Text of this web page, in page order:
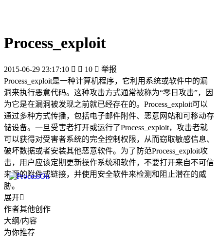
Process_exploit
2015-06-29 23:17:10   10  举报
Process_exploit是一种计算机程序，它利用系统或软件中的漏
洞来执行恶意代码。这种攻击方式通常被称为“零日攻击”，因
为它是在漏洞被发现之前就已经存在的。Process_exploit可以
通过多种方式传播，包括电子邮件附件、恶意网站和可移动存
储设备。一旦受害者打开或运行了Process_exploit，攻击者就
可以获得对受害者系统的完全控制权限，从而窃取敏感信息、
破坏数据或者安装其他恶意软件。为了防范Process_exploit攻
击，用户应该定期更新操作系统和软件，不要打开来自不可信
来源的附件或链接，并使用安全软件来检测和阻止潜在的威
胁。
展开
作者其他创作
大纲/内容
为你推荐